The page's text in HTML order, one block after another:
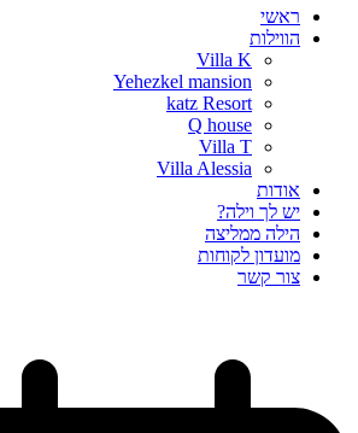
ראשי
הווילות
Villa K
Yehezkel mansion
katz Resort
Q house
Villa T
Villa Alessia
אודות
יש לך וילה?
הילה ממליצה
מועדון לקוחות
צור קשר